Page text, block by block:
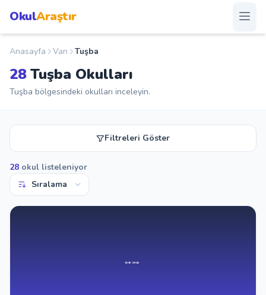
OkulAraştır
Anasayfa
Okullar
Şehirler
Duyurular
Anasayfa Van Tuşba
28Tuşba Okulları
Tuşba bölgesindeki okulları inceleyin.
Filtreleri Göster
28 okul listeleniyor